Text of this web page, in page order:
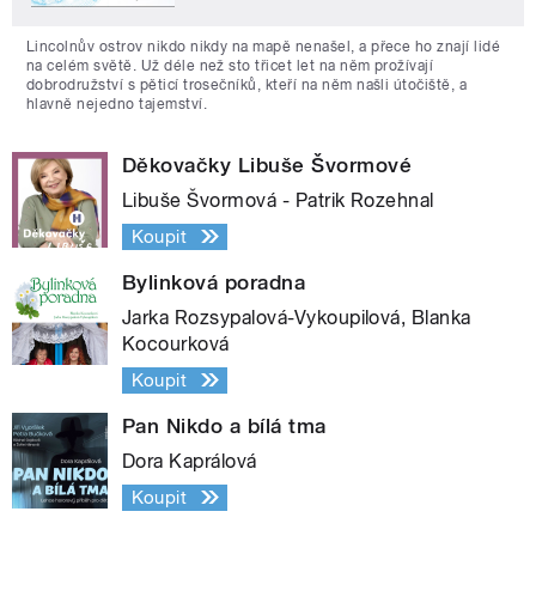
Lincolnův ostrov nikdo nikdy na mapě nenašel, a přece ho znají lidé
na celém světě. Už déle než sto třicet let na něm prožívají
dobrodružství s pěticí trosečníků, kteří na něm našli útočiště, a
hlavně nejedno tajemství.
Děkovačky Libuše Švormové
Libuše Švormová - Patrik Rozehnal
Koupit
Bylinková poradna
Jarka Rozsypalová-Vykoupilová, Blanka
Kocourková
Koupit
Pan Nikdo a bílá tma
Dora Kaprálová
Koupit